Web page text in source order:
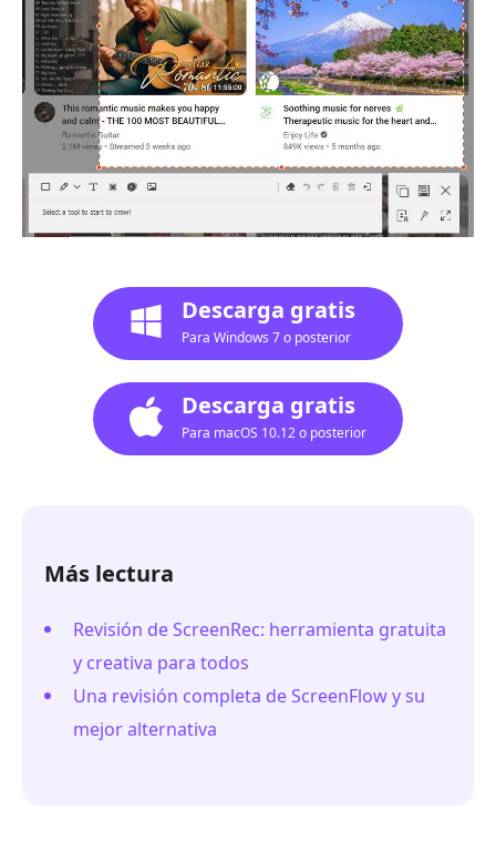
Descarga gratis
Para Windows 7 o posterior
Descarga gratis
Para macOS 10.12 o posterior
Más lectura
Revisión de ScreenRec: herramienta gratuita
y creativa para todos
Una revisión completa de ScreenFlow y su
mejor alternativa